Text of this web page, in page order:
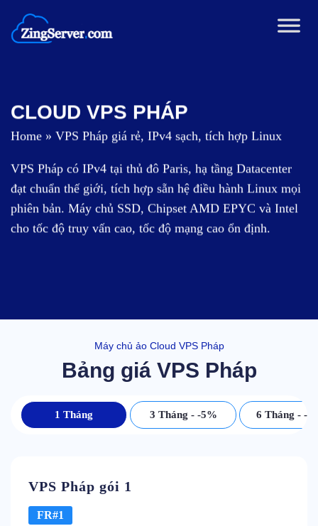
đến
nội
CLOUD VPS PHÁP
Home » VPS Pháp giá rẻ, IPv4 sạch, tích hợp Linux
VPS Pháp có IPv4 tại thủ đô Paris, hạ tầng Datacenter
đạt chuẩn thế giới, tích hợp sẵn hệ điều hành Linux mọi
phiên bản. Máy chủ SSD, Chipset AMD EPYC và Intel
cho tốc độ truy vấn cao, tốc độ mạng cao ổn định.
Máy chủ ảo Cloud VPS Pháp
Bảng giá VPS Pháp
1 Tháng 3 Tháng - -5% 6 Tháng - -
VPS Pháp gói 1
FR#1